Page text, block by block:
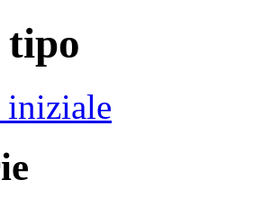
iniziale